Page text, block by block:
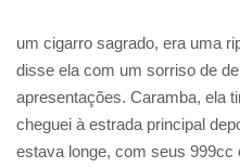
um cigarro sagrado, era uma
disse ela com um sorriso de
apresentações. Caramba, ela
cheguei à estrada principal
estava longe, com seus 999cc